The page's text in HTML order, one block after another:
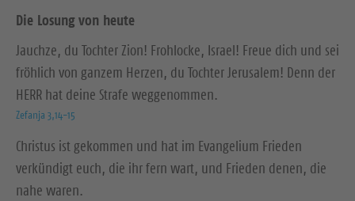
Die Losung von heute
Jauchze, du Tochter Zion! Frohlocke, Israel! Freue dich und sei
fröhlich von ganzem Herzen, du Tochter Jerusalem! Denn der
HERR hat deine Strafe weggenommen.
Zefanja 3,14-15
Christus ist gekommen und hat im Evangelium Frieden
verkündigt euch, die ihr fern wart, und Frieden denen, die
nahe waren.